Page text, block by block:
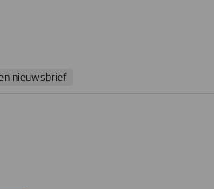
nieuwsbrief